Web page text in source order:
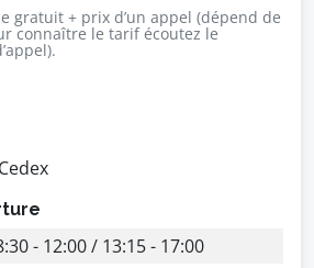
gratuit + prix d’un appel (dépend de
connaître le tarif écoutez le
- 12:00 / 13:15 - 17:00